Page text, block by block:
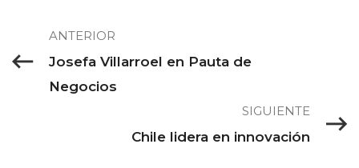
ANTERIOR
Josefa Villarroel en Pauta de
Negocios
SIGUIENTE
Chile lidera en innovación